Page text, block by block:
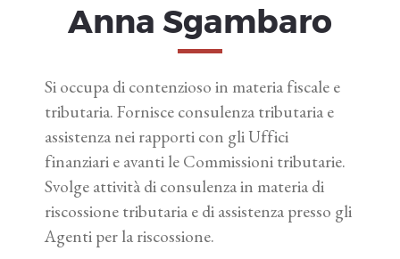
Anna Sgambaro
Si occupa di contenzioso in materia fiscale e
tributaria. Fornisce consulenza tributaria e
assistenza nei rapporti con gli Uffici
finanziari e avanti le Commissioni tributarie.
Svolge attività di consulenza in materia di
riscossione tributaria e di assistenza presso gli
Agenti per la riscossione.